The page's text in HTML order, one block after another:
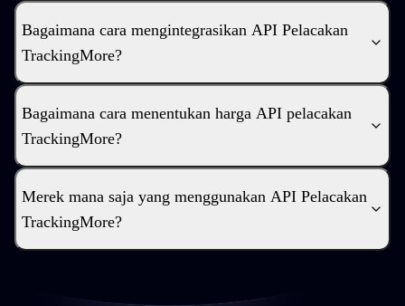
Bagaimana cara mengintegrasikan API Pelacakan
TrackingMore?
Bagaimana cara menentukan harga API pelacakan
TrackingMore?
Merek mana saja yang menggunakan API Pelacakan
TrackingMore?